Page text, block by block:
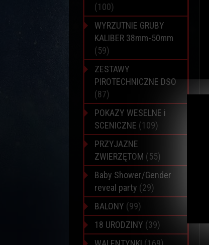
(100)
WYRZUTNIE GRUBY
KALIBER 38mm-50mm
(59)
ZESTAWY
PIROTECHNICZNE DSO
(87)
POKAZY WESELNE i
SCENICZNE (109)
PRZYJAZNE
ZWIERZĘTOM (55)
Baby Shower/Gender
reveal party (29)
BALONY (99)
18 URODZINY (39)